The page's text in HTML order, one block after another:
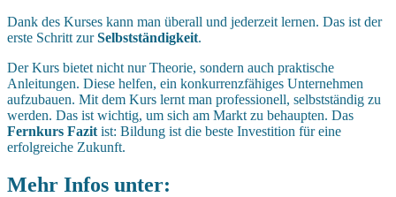
Dank des Kurses kann man überall und jederzeit lernen. Das ist der
erste Schritt zurSelbstständigkeit.
Der Kurs bietet nicht nur Theorie, sondern auch praktische
Anleitungen. Diese helfen, ein konkurrenzfähiges Unternehmen
aufzubauen. Mit dem Kurs lernt man professionell, selbstständig zu
werden. Das ist wichtig, um sich am Markt zu behaupten. Das
Fernkurs Fazit ist: Bildung ist die beste Investition für eine
erfolgreiche Zukunft.
Mehr Infos unter: